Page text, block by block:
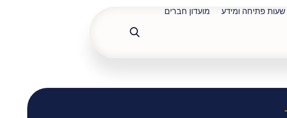
שעות פתיחה ומידע
מועדון חברים